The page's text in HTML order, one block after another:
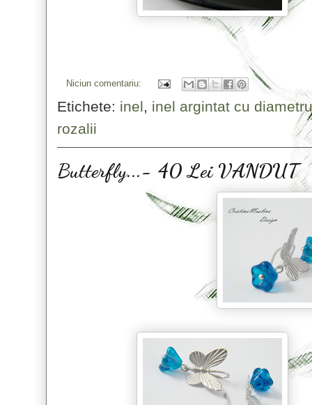
Niciun comentariu:
Etichete: inel, inel argintat cu
rozalii
Butterfly...- 40 Lei VANDUT